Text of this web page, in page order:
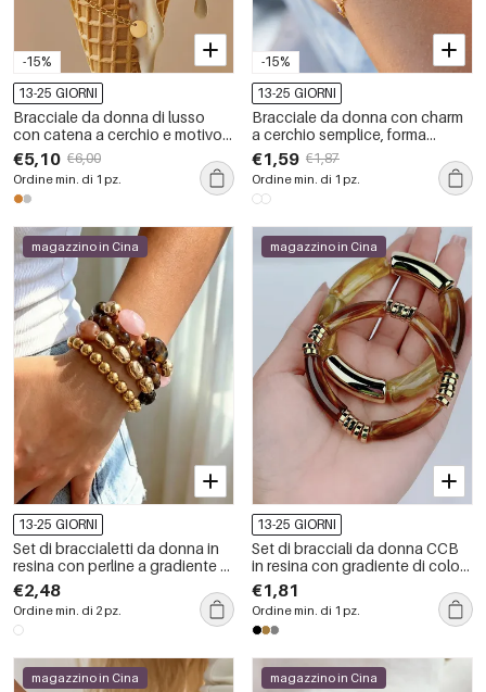
-15%
13-25 GIORNI
Bracciale da donna di lusso
con catena a cerchio e motivo a
cuore patchwork in acciaio
inossidabile color oro
impermeabile con zirconi.
€5,10 €6,00
Ordine min. di 1 pz.
-15%
13-25 GIORNI
Bracciale da donna con charm
a cerchio semplice, forma
geometrica, in acciaio
inossidabile, impermeabile,
color oro, con zirconi.
€1,59 €1,87
Ordine min. di 1 pz.
magazzino in Cina
13-25 GIORNI
Set di braccialetti da donna in
resina con perline a gradiente di
colore
€2,48
Ordine min. di 2 pz.
magazzino in Cina
13-25 GIORNI
Set di bracciali da donna CCB
in resina con gradiente di colore
retrò
€1,81
Ordine min. di 1 pz.
magazzino in Cina magazzino in Cina